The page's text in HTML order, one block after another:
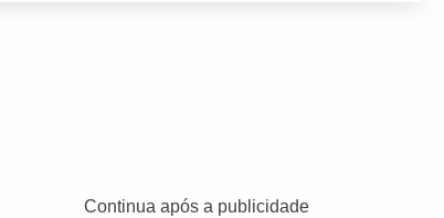
Continua após a publicidade